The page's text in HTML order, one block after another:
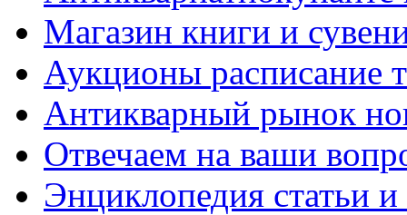
Магазин книги и
Аукционы расписание
Антикварный рынок
Отвечаем на ваши
Энциклопедия статьи